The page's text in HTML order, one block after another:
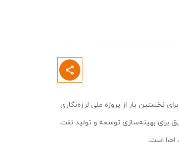
نخستین بار از پروژه ملی لرزه‌نگاری
برای بهینه‌سازی توسعه و تولید نفت